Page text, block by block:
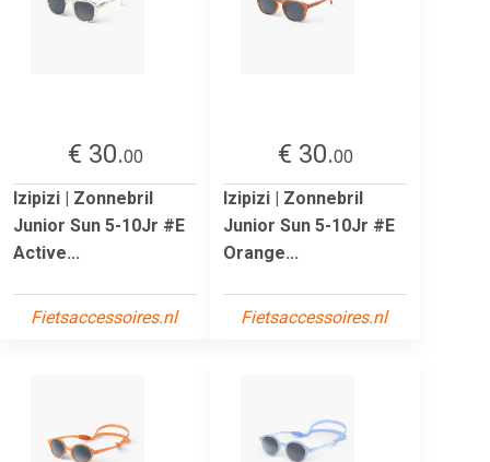
€ 30.00
Izipizi | Zonnebril
Junior Sun 5-10Jr #E
Active...
Fietsaccessoires.nl
€ 30.00
Izipizi | Zonnebril
Junior Sun 5-10Jr #E
Orange...
Fietsaccessoires.nl